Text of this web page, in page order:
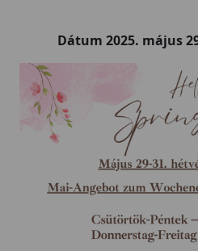
Dátum 2025. május
Kép